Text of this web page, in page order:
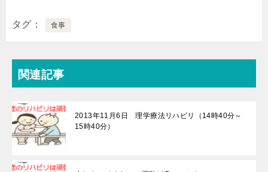
タグ 食事
関連記事
2013年11月6日 理学療法リハビリ（14時40分～
15時40分）